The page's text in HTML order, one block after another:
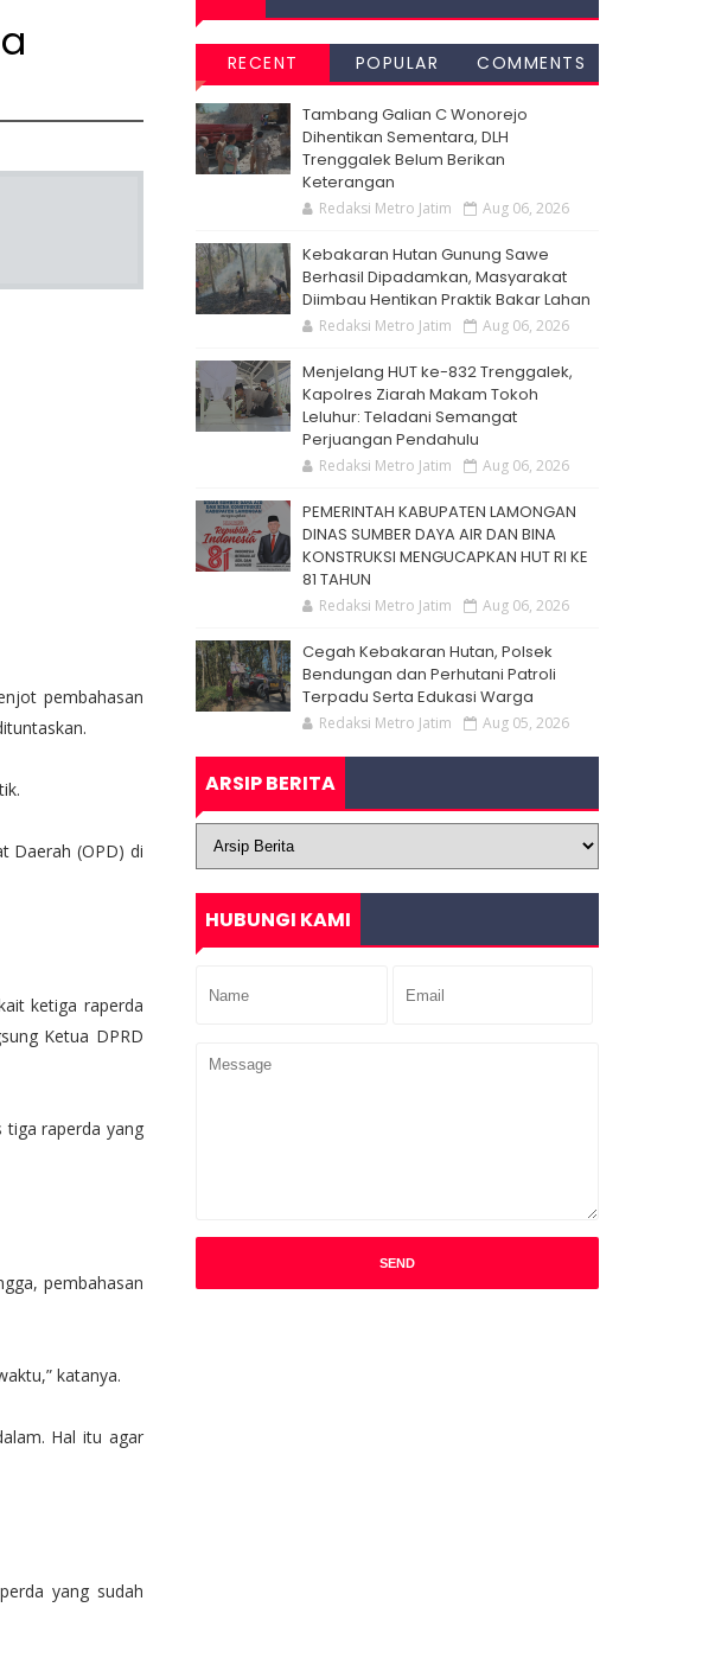
pembahasan
Daerah (OPD) di
ketiga raperda
Ketua DPRD
tiga raperda yang
pembahasan
katanya.
Hal itu agar
yang sudah
RECENT POPULAR COMMENTS
Tambang Galian C Wonorejo
Dihentikan Sementara, DLH
Trenggalek Belum Berikan
Keterangan
Redaksi Metro Jatim Aug 06, 2026
Kebakaran Hutan Gunung Sawe
Berhasil Dipadamkan, Masyarakat
Diimbau Hentikan Praktik Bakar Lahan
Redaksi Metro Jatim Aug 06, 2026
Menjelang HUT ke-832 Trenggalek,
Kapolres Ziarah Makam Tokoh
Leluhur: Teladani Semangat
Perjuangan Pendahulu
Redaksi Metro Jatim Aug 06, 2026
PEMERINTAH KABUPATEN LAMONGAN
DINAS SUMBER DAYA AIR DAN BINA
KONSTRUKSI MENGUCAPKAN HUT RI KE
81 TAHUN
Redaksi Metro Jatim Aug 06, 2026
Cegah Kebakaran Hutan, Polsek
Bendungan dan Perhutani Patroli
Terpadu Serta Edukasi Warga
Redaksi Metro Jatim Aug 05, 2026
ARSIP BERITA
HUBUNGI KAMI